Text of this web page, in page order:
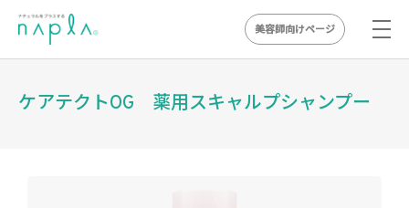
美容師向けページ
ケアテクトOG 薬用スキャルプシャンプー